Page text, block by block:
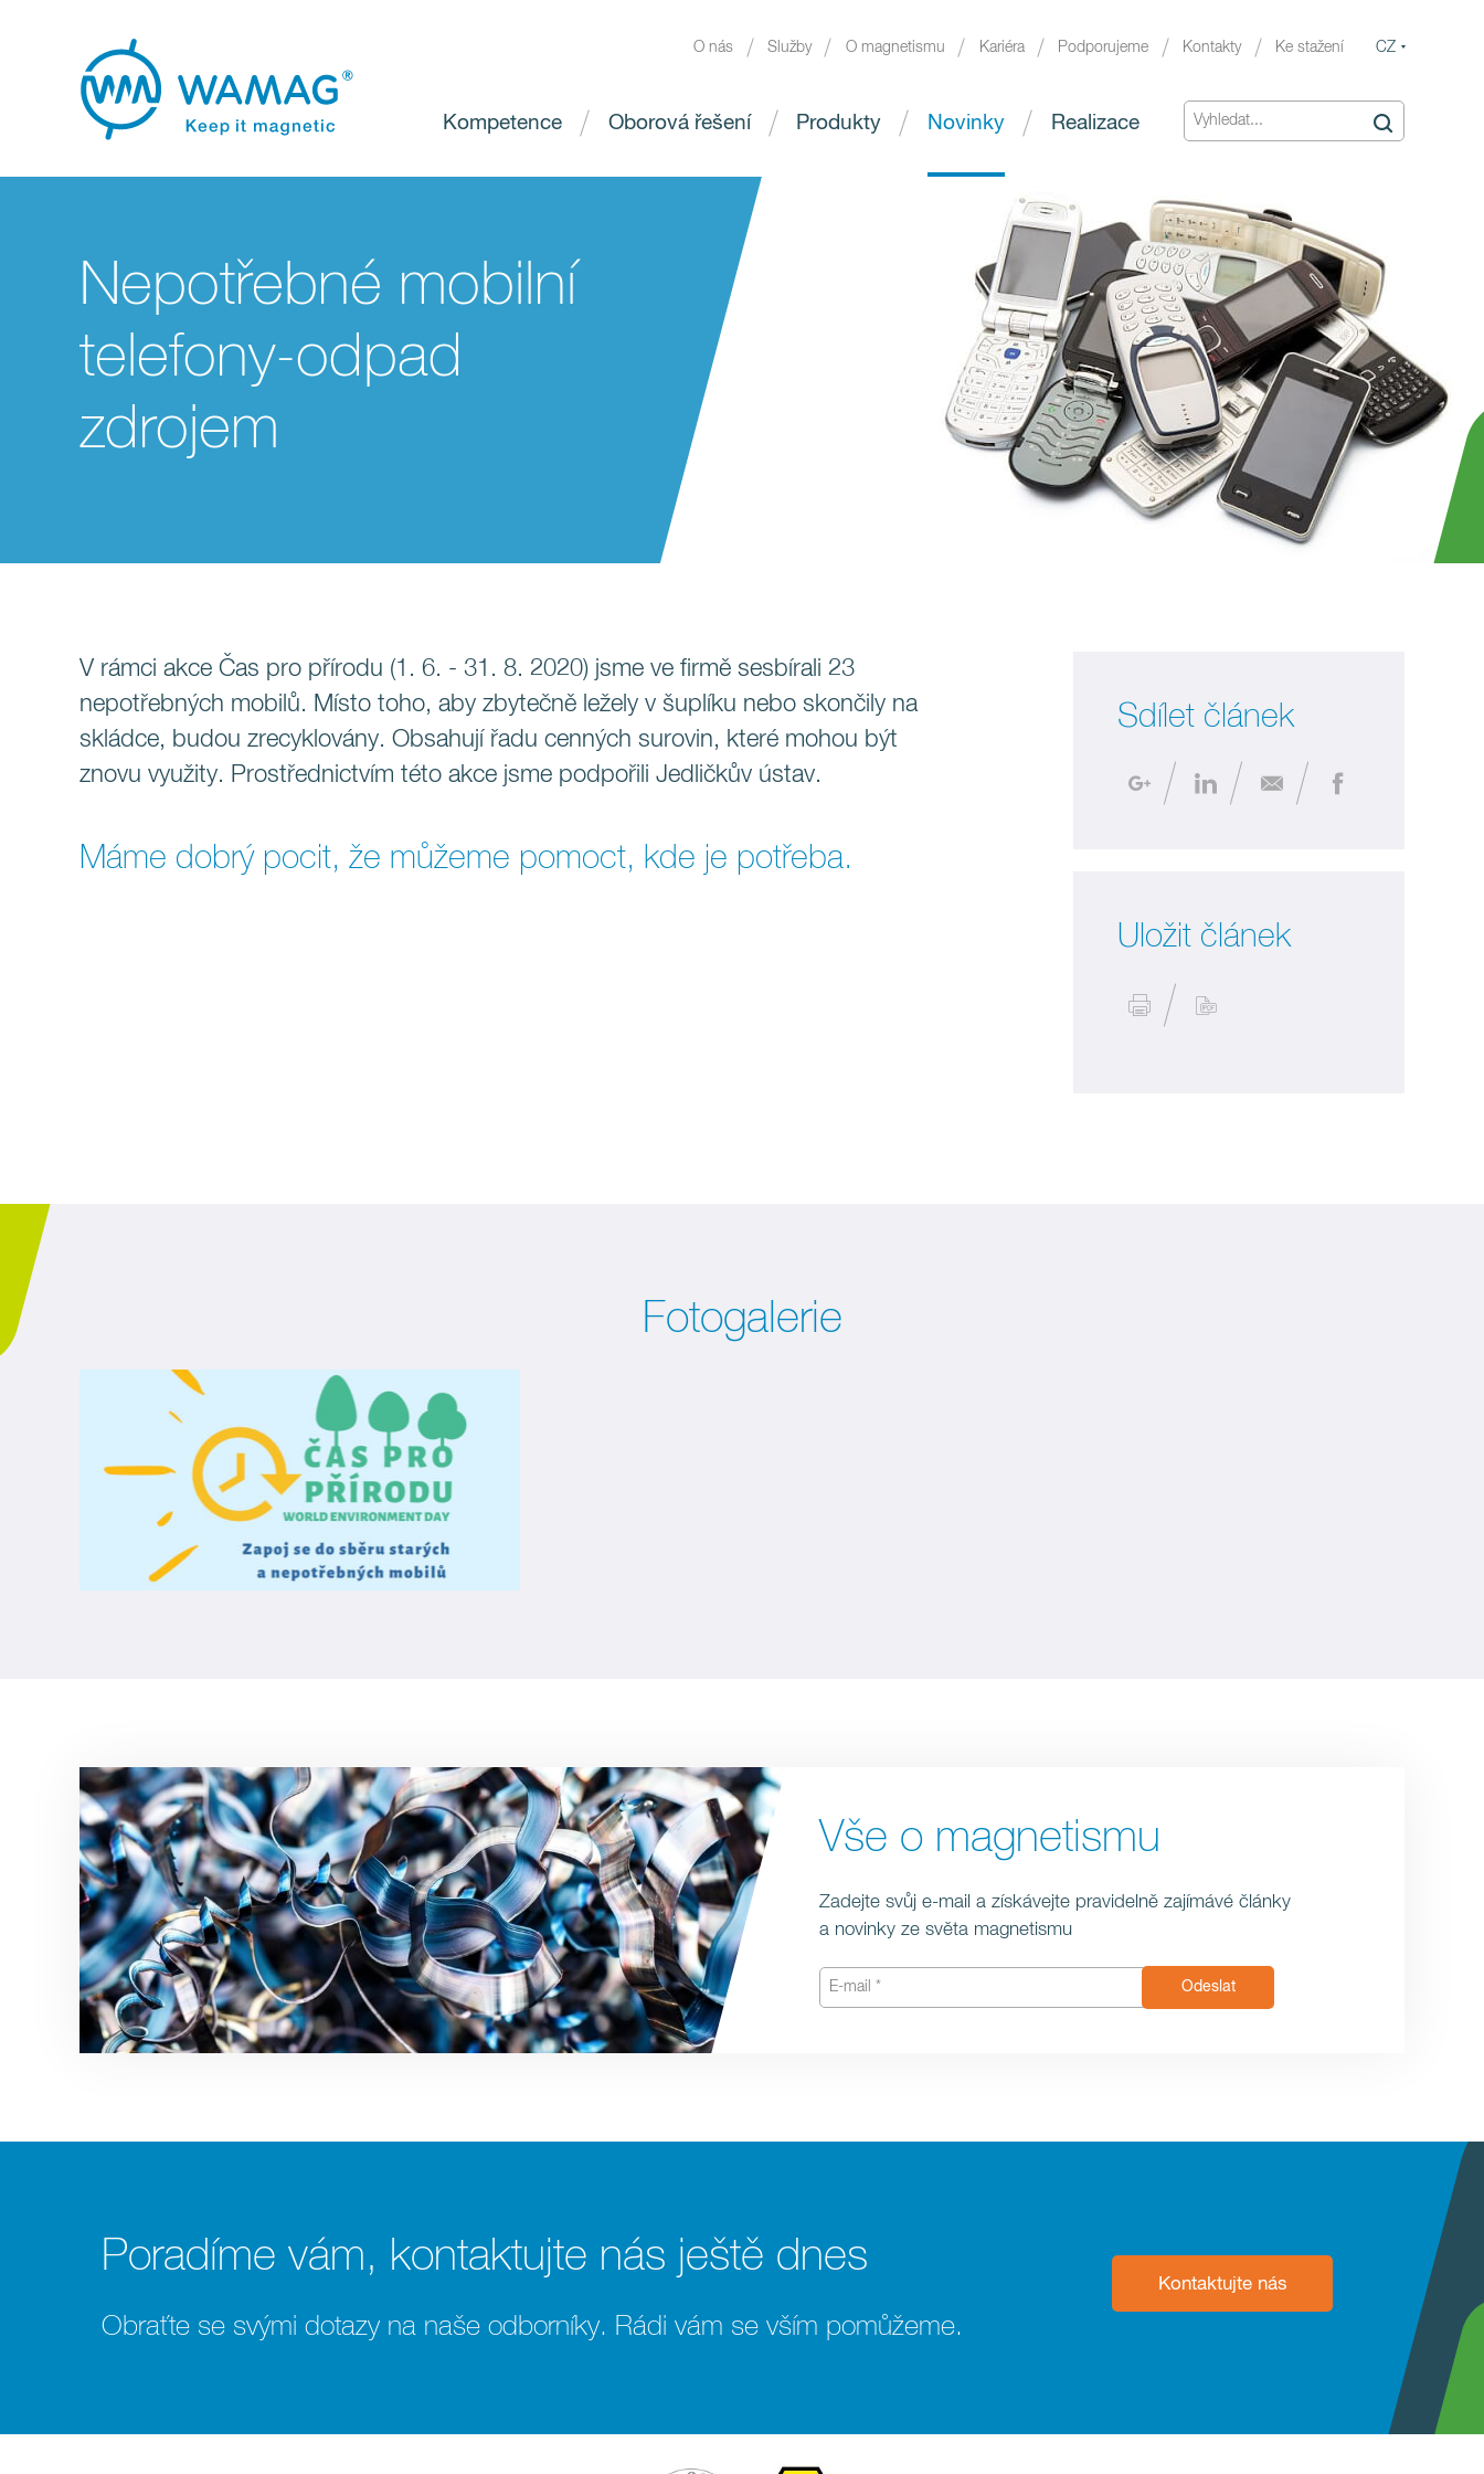
Kompetence Oborová řešení Produkty Novinky Realizace
O nás Služby O magnetismu Kariéra Podporujeme Kontakty Ke stažení CZ
Nepotřebné mobilní
telefony-odpad
zdrojem
V rámci akce Čas pro přírodu (1. 6. - 31. 8. 2020) jsme ve firmě sesbírali 23
nepotřebných mobilů. Místo toho, aby zbytečně ležely v šuplíku nebo skončily na
skládce, budou zrecyklovány. Obsahují řadu cenných surovin, které mohou být
znovu využity. Prostřednictvím této akce jsme podpořili Jedličkův ústav.
Máme dobrý pocit, že můžeme pomoct, kde je potřeba.
Sdílet článek
Uložit článek
Fotogalerie
Vše o magnetismu
Zadejte svůj e-mail a získávejte pravidelně zajímávé články
a novinky ze světa magnetismu
Odeslat
Poradíme vám, kontaktujte nás ještě dnes
Obraťte se svými dotazy na naše odborníky. Rádi vám se vším pomůžeme.
Kontaktujte nás